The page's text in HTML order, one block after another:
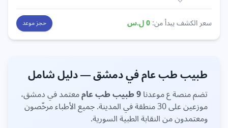
سعر الكشف يبدأ من:0ل.س حجز موعد
طبيبطب عامفيدمشق— دليل شامل
تضم منصة ع موعدنا9طبيبطب عاممعتمد فيدمشق،
موزعين على30 منطقة في المدينة. جميع الأطباء مرخّصون
ومعتمدون من النقابة الطبية السورية.